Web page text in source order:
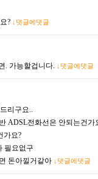
? ↓댓글에댓글
. 가능할겁니다. ↓댓글에댓글
리구요..
ADSL전화선은 안되는건가
가요?
필요없구
돈아낄거같아 ↓댓글에댓글